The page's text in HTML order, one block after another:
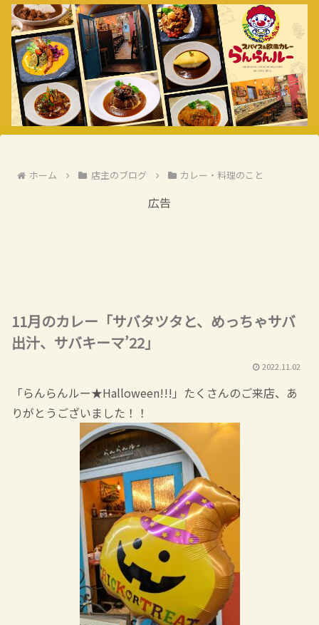
ホーム 店主のブログ カレー・料理のこと
広告
11月のカレー「サバタツタと、めっちゃサバ
出汁、サバキーマ’22」
2022.11.02
「らんらんルー★Halloween!!!」たくさんのご来店、あ
りがとうございました！！